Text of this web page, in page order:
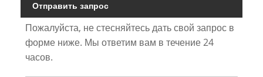
Отправить запрос
Пожалуйста, не стесняйтесь дать свой запрос в
форме ниже. Мы ответим вам в течение 24
часов.